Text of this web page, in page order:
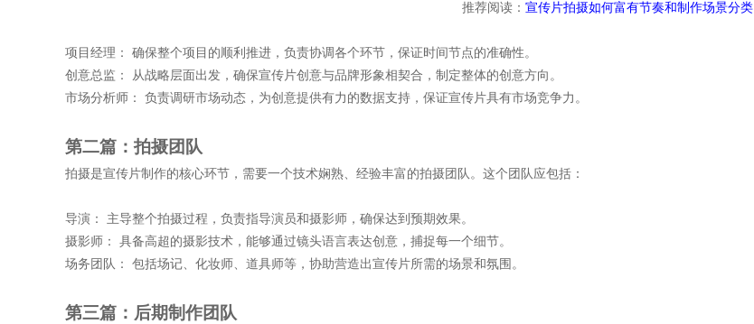
推荐阅读： 宣传片拍摄如何富有节奏和制作场景分类
项目经理：
确保整个项目的顺利推进，负责协调各个环节，保证时间节点的准确性。
创意总监：
从战略层面出发，确保宣传片创意与品牌形象相契合，制定整体的创意方向。
市场分析师：
负责调研市场动态，为创意提供有力的数据支持，保证宣传片具有市场竞争力。
第二篇：拍摄团队
拍摄是宣传片制作的核心环节，需要一个技术娴熟、经验丰富的拍摄团队。这个团队应包括：
导演：
主导整个拍摄过程，负责指导演员和摄影师，确保达到预期效果。
摄影师：
具备高超的摄影技术，能够通过镜头语言表达创意，捕捉每一个细节。
场务团队：
包括场记、化妆师、道具师等，协助营造出宣传片所需的场景和氛围。
第三篇：后期制作团队